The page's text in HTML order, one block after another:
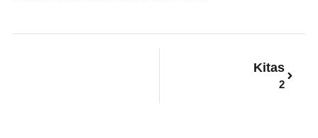
Kitas
2